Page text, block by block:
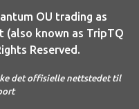
OU trading as
known as TripTQ
Reserved.
det offisielle nettstedet til